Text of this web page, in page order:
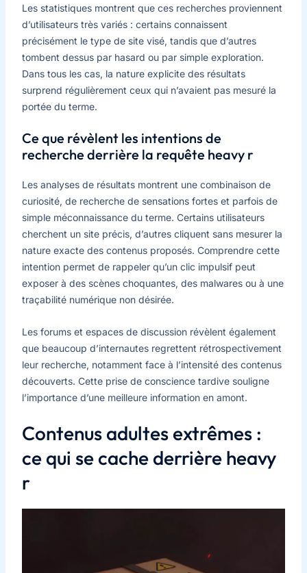
Les statistiques montrent que ces recherches proviennent
d’utilisateurs très variés : certains connaissent
précisément le type de site visé, tandis que d’autres
tombent dessus par hasard ou par simple exploration.
Dans tous les cas, la nature explicite des résultats
surprend régulièrement ceux qui n’avaient pas mesuré la
portée du terme.
Ce que révèlent les intentions de
recherche derrière la requête heavy r
Les analyses de résultats montrent une combinaison de
curiosité, de recherche de sensations fortes et parfois de
simple méconnaissance du terme. Certains utilisateurs
cherchent un site précis, d’autres cliquent sans mesurer la
nature exacte des contenus proposés. Comprendre cette
intention permet de rappeler qu’un clic impulsif peut
exposer à des scènes choquantes, des malwares ou à une
traçabilité numérique non désirée.
Les forums et espaces de discussion révèlent également
que beaucoup d’internautes regrettent rétrospectivement
leur recherche, notamment face à l’intensité des contenus
découverts. Cette prise de conscience tardive souligne
l’importance d’une meilleure information en amont.
Contenus adultes extrêmes :
ce qui se cache derrière heavy
r